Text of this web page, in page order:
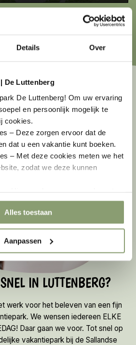
Details Over
De Luttenberg
De Luttenberg! Om uw ervaring
en persoonlijk mogelijk te
cookies.
– Deze zorgen ervoor dat de
dat u een vakantie kunt boeken.
– Met deze cookies meten we het
zodat we deze kunnen
laten zien.
Alles toestaan
Aanpassen
IN LUTTENBERG?
werk voor het beleven van een fijn
We wensen iedereen ELKE
Daar gaan we voor. Tot snel op
vakantiepark bij de Sallandse